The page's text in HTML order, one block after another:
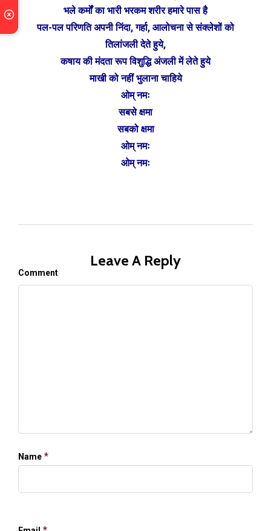
भले कर्मों का भारी भरकम शरीर हमारे पास है
पल-पल परिणति अपनी निंदा, गर्हा, आलोचना से संक्लेशों को
तिलांजली देते हुये,
कषाय की मंदता रूप विशुद्धि अंजली में लेते हुये
माखी को नहीं भुलाना चाहिये
ओम् नमः
सबसे क्षमा
सबको क्षमा
ओम् नमः
ओम् नमः
Leave A Reply
Comment
Name *